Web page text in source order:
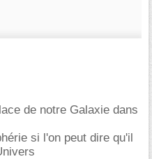
de notre Galaxie dans
si l'on peut dire qu'il